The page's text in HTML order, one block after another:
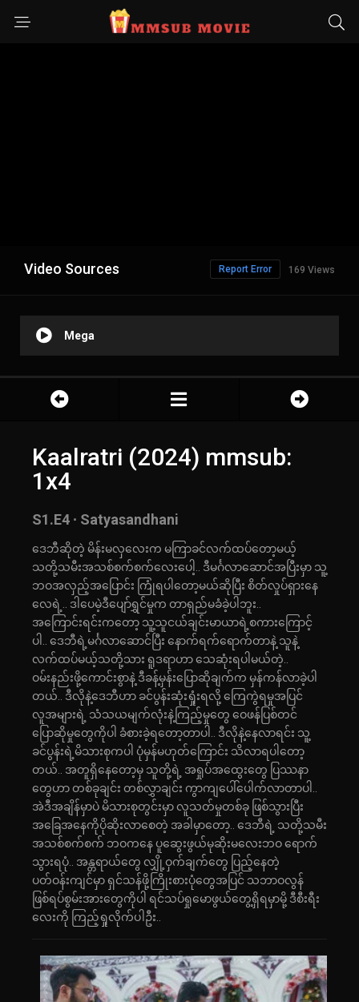
Video Sources 169 Views
Report Error
Mega
Kaalratri (2024) mmsub:
1x4
S1.E4 ∙ Satyasandhani
ဒေဘီဆိုတဲ့ မိန်းမလှလေးက မကြာခင်လက်ထပ်တော့မယ့်
သတို့သမီးအသစ်စက်စက်လေးပေါ့.. ဒီမင်္ဂလာ‌ဆောင်အပြီးမှာ သူ့
ဘဝအလှည့်အပြောင်း ကြုံရပါတော့မယ်ဆိုပြီး စိတ်လှုပ်ရှားနေ
လေရဲ့.. ဒါပေမဲ့ဒီပျော်ရွှင်မှုက တာရှည်မခံခဲ့ပါဘူး..
အကြောင်းရင်းကတော့ သူ့သူငယ်ချင်းမာယာရဲ့စကားကြောင့်
ပါ.. ဒေဘီရဲ့မင်္ဂလာဆောင်ပြီး နောက်ရက်ရောက်တာနဲ့ သူနဲ့
လက်ထပ်မယ့်သတို့သား ရူဒရာဟာ သေဆုံးရပါမယ်တဲ့..
ဝမ်းနည်းဖို့ကောင်းစွာနဲ့ ဒီခန့်မှန်းပြောဆိုချက်က မှန်ကန်လာခဲ့ပါ
တယ်.. ဒီလိုနဲ့ဒေဘီဟာ ခင်ပွန်းဆုံးရှုံးရလို့ ကြေကွဲရမှုအပြင်
လူအများရဲ့ သံသယမျက်လုံးနဲ့ကြည့်မှုတွေ ဝေဖန်ပြစ်တင်
ပြောဆိုမှုတွေကိုပါ ခံစားခဲ့ရတော့တာပါ.. ဒီလိုနဲ့နေလာရင်း သူ့
ခင်ပွန်းရဲ့မိသားစုကပါ ပုံမှန်မဟုတ်ကြောင်း သိလာရပါတော့
တယ်.. အတူရှိနေတော့မှ သူတို့ရဲ့ အရှုပ်အထွေးတွေ ပြဿနာ
တွေဟာ တစ်ခုချင်း တစ်လွှာချင်း ကွာကျပေါ်ပေါက်လာတာပါ..
အဲဒီအချိန်မှာပဲ မိသားစုတွင်းမှာ လူသတ်မှုတစ်ခု ဖြစ်သွားပြီး
အခြေအနေကိုပိုဆိုးလာစေတဲ့ အခါမှာတော့.. ဒေဘီရဲ့ သတို့သမီး
အသစ်စက်စက် ဘဝကနေ ပူဆွေးဖွယ်မုဆိုးမလေးဘဝ ရောက်
သွားရပုံ.. အန္တရာယ်တွေ လျှို့ဝှက်ချက်တွေ ပြည့်နေတဲ့
ပတ်ဝန်းကျင်မှာ ရှင်သန်ဖို့ကြိုးစားပုံတွေအပြင် သဘာဝလွန်
ဖြစ်ရပ်စွမ်းအားတွေကိုပါ ရင်သပ်ရှုမောဖွယ်တွေ့ရှိရမှာမို့ ဒီစီးရီး
လေးကို ကြည့်ရှုလိုက်ပါဦး..